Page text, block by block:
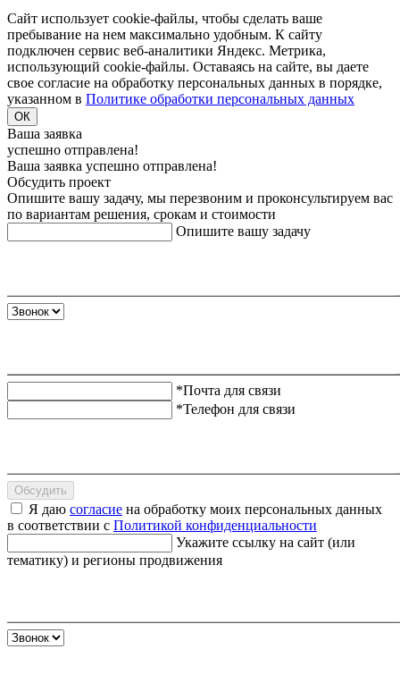
Сайт использует cookie-файлы, чтобы сделать ваше
пребывание на нем максимально удобным. К cайту
подключен сервис веб-аналитики Яндекс. Метрика,
использующий cookie-файлы. Оставаясь на сайте, вы даете
свое согласие на обработку персональных данных в порядке,
указанном в Политике обработки персональных данных
ОК
Ваша заявка
успешно отправлена!
Ваша заявка успешно отправлена!
Обсудить проект
Опишите вашу задачу, мы перезвоним и проконсультируем вас
по вариантам решения, срокам и стоимости
Опишите вашу задачу
*Почта для связи
*Телефон для связи
Обсудить
Я даю согласие на обработку моих персональных данных
в соответствии с Политикой конфиденциальности
Укажите ссылку на сайт (или
тематику) и регионы продвижения